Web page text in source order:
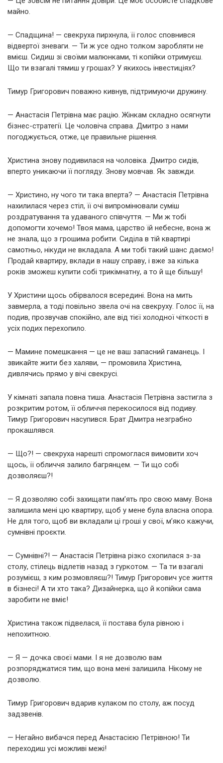
майно.
— Спадщина! — свекруха пирхнула, її голос сповнився
відвертої зневаги. — Ти ж усе одно толком заробляти не
вмієш. Сидиш зі своїми малюнками, ті копійки отримуєш.
Що ти взагалі тямиш у грошах? У якихось інвестиціях?
Тимур Григорович поважно кивнув, підтримуючи дружину.
— Анастасія Петрівна має рацію. Жінкам складно осягнути
бізнес-стратегії. Це чоловіча справа. Дмитро з нами
погоджується, отже, це правильне рішення.
Христина знову подивилася на чоловіка. Дмитро сидів,
вперто уникаючи її погляду. Знову мовчав. Як завжди.
— Христино, ну чого ти така вперта? — Анастасія Петрівна
нахилилася через стіл, її очі випромінювали суміш
роздратування та удаваного співчуття. — Ми ж тобі
допомогти хочемо! Твоя мама, царство їй небесне, вона ж
не знала, що з грошима робити. Сиділа в тій квартирі
самотньо, нікуди не вкладала. А ми тобі такий шанс даємо!
Продай квартиру, вклади в нашу справу, і вже за кілька
років зможеш купити собі трикімнатну, а то й ще більшу!
У Христини щось обірвалося всередині. Вона на мить
завмерла, а тоді повільно звела очі на свекруху. Голос її, на
подив, прозвучав спокійно, але від тієї холодної чіткості в
усіх подих перехопило.
— Мамине помешкання — це не ваш запасний гаманець. І
звикайте жити без халяви, — промовила Христина,
дивлячись прямо у вічі свекрусі.
У кімнаті запала повна тиша. Анастасія Петрівна застигла з
розкритим ротом, її обличчя перекосилося від подиву.
Тимур Григорович насупився. Брат Дмитра незграбно
прокашлявся.
— Що?! — свекруха нарешті спромоглася вимовити хоч
щось, її обличчя залило багрянцем. — Ти що собі
дозволяєш?!
— Я дозволяю собі захищати пам’ять про свою маму. Вона
залишила мені цю квартиру, щоб у мене була власна опора.
Не для того, щоб ви вкладали ці гроші у свої, м’яко кажучи,
сумнівні проєкти.
— Сумнівні?! — Анастасія Петрівна різко схопилася з-за
столу, стілець відлетів назад з гуркотом. — Та ти взагалі
розумієш, з ким розмовляєш?! Тимур Григорович усе життя
в бізнесі! А ти хто така? Дизайнерка, що й копійки сама
заробити не вміє!
Христина також підвелася, її постава була рівною і
непохитною.
— Я — дочка своєї мами. І я не дозволю вам
розпоряджатися тим, що вона мені залишила. Нікому не
дозволю.
Тимур Григорович вдарив кулаком по столу, аж посуд
задзвенів.
— Негайно вибачся перед Анастасією Петрівною! Ти
переходиш усі можливі межі!